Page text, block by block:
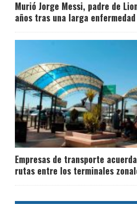
Murió Jorge Messi, padre de
años tras una larga enfermedad
Empresas de transporte
rutas entre los terminales